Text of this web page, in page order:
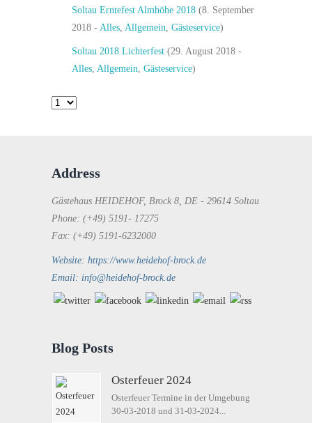
Soltau Erntefest Almhöhe 2018 (8. September
2018 - Alles, Allgemein, Gästeservice)
Soltau 2018 Lichterfest (29. August 2018 -
Alles, Allgemein, Gästeservice)
Address
Gästehaus HEIDEHOF, Brock 8, DE - 29614 Soltau
Phone: (+49) 5191- 17275
Fax: (+49) 5191-6232000
Website: https://www.heidehof-brock.de
Email: info@heidehof-brock.de
Blog Posts
Osterfeuer 2024
Osterfeuer Termine in der Umgebung
30-03-2018 und 31-03-2024...